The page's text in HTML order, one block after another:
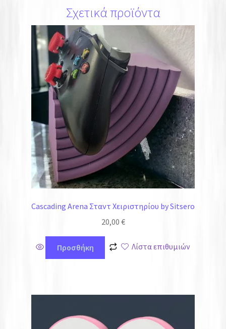
Σχετικά προϊόντα
Cascading Arena Σταντ Χειριστηρίου by Sitsero
20,00 €
Προσθήκη Λίστα επιθυμιών